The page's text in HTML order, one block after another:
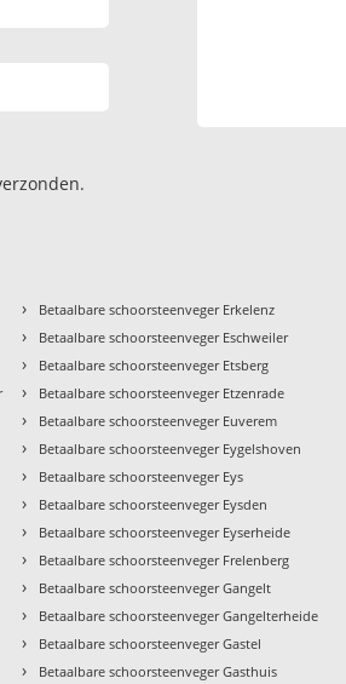
› Betaalbare schoorsteenveger Erkelenz
› Betaalbare schoorsteenveger Eschweiler
› Betaalbare schoorsteenveger Etsberg
› Betaalbare schoorsteenveger Etzenrade
› Betaalbare schoorsteenveger Euverem
› Betaalbare schoorsteenveger Eygelshoven
› Betaalbare schoorsteenveger Eys
› Betaalbare schoorsteenveger Eysden
› Betaalbare schoorsteenveger Eyserheide
› Betaalbare schoorsteenveger Frelenberg
› Betaalbare schoorsteenveger Gangelt
› Betaalbare schoorsteenveger Gangelterheide
› Betaalbare schoorsteenveger Gastel
› Betaalbare schoorsteenveger Gasthuis